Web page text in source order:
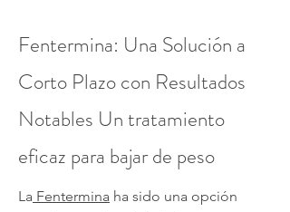
Fentermina: Una Solución a
Corto Plazo con Resultados
Notables Un tratamiento
eficaz para bajar de peso
La Fentermina ha sido una opción